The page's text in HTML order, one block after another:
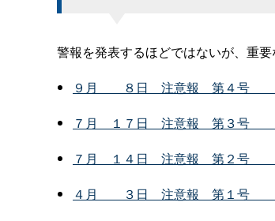
警報を発表するほどではないが、重
９ 月 ８ 日 注意報 第４号
７ 月 １７ 日 注意報 第３号
７ 月 １４ 日 注意報 第２号
４ 月 ３ 日 注意報 第１号